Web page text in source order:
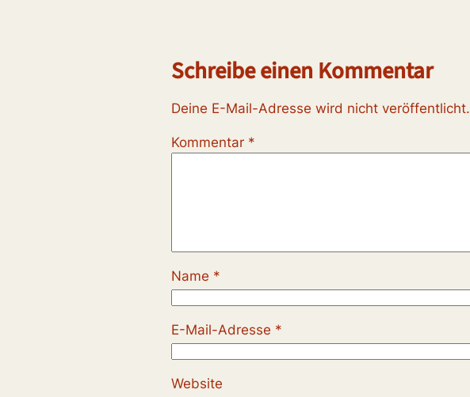
Schreibe einen Kommentar
Deine E-Mail-Adresse wird nicht veröffentlicht.
Kommentar *
Name *
E-Mail-Adresse *
Website